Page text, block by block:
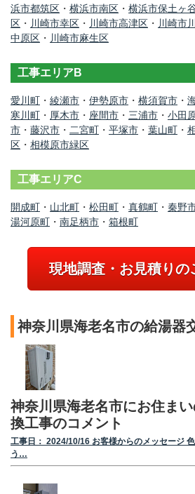
浜市都筑区 ・ 横浜市南区 ・ 横浜市保土ヶ
区 ・ 川崎市幸区 ・ 川崎市高津区 ・ 川崎市
中原区 ・ 川崎市麻生区
工事エリアB
愛川町 ・ 綾瀬市 ・ 伊勢原市 ・ 横須賀市 ・
寒川町 ・ 厚木市 ・ 座間市 ・ 三浦市 ・ 小田
市 ・ 藤沢市 ・ 二宮町 ・ 平塚市 ・ 葉山町 ・
区 ・ 相模原市緑区
工事エリアC
開成町 ・ 山北町 ・ 松田町 ・ 真鶴町 ・ 秦野
湯河原町 ・ 南足柄市 ・ 箱根町
現地調査・お見積りの
神奈川県海老名市の給湯器
神奈川県海老名市にお住ま
換工事のコメント
工事日： 2024/10/16 お客様からのメッセージ
う…